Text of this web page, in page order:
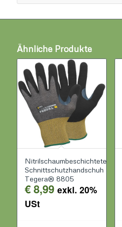
Ähnliche Produkte
Nitrilschaumbeschichteter
Schnittschutzhandschuh
Tegera® 8805
€8,99 exkl. 20%
USt